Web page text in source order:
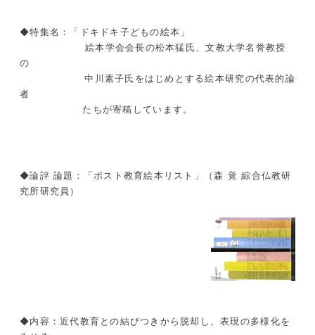
◆特集名：「ドキドキ子どもの絵本」
絵本学会会長の松本猛氏、文教大学名誉教授
の
中川素子氏をはじめとする絵本研究の代表的論
者
たちが寄稿しています。
◆論評 論題：「ポスト教育絵本リスト」（森 覚 綜合仏教研
究所研究員）
◆内容：近代教育との結びつきから脱却し、表現の多様化を